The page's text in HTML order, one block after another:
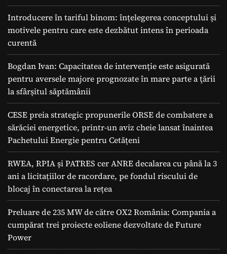
Introducere în tariful binom: înțelegerea conceptului și
motivele pentru care este dezbătut intens în perioada
curentă
Bogdan Ivan: Capacitatea de intervenție este asigurată
pentru aversele majore prognozate în mare parte a ţării
la sfârșitul săptămânii
CESE preia strategic propunerile ORSE de combatere a
sărăciei energetice, printr-un aviz cheie lansat înaintea
Pachetului Energie pentru Cetățeni
RWEA, RPIA și PATRES cer ANRE decalarea cu până la 3
ani a licitațiilor de racordare, pe fondul riscului de
blocaj în conectarea la rețea
Preluare de 235 MW de către OX2 România: Compania a
cumpărat trei proiecte eoliene dezvoltate de Future
Power